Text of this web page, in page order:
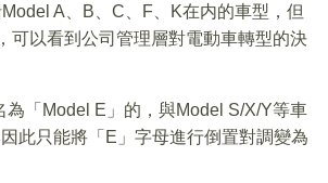
A、B、C、F、K在内的車型，但
可以看到公司管理層對電動車轉型的決
「Model E」的，與Model S/X/Y等車
此只能將「E」字母進行倒置對調變為